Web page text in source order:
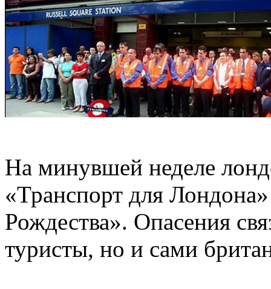
На минувшей неделе
«Транспорт для
Рождества». Опасения
туристы, но и сами